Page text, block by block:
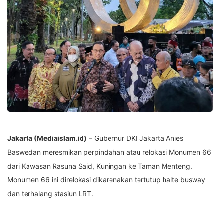
Jakarta (Mediaislam.id) – Gubernur DKI Jakarta Anies
Baswedan meresmikan perpindahan atau relokasi Monumen 66
dari Kawasan Rasuna Said, Kuningan ke Taman Menteng.
Monumen 66 ini direlokasi dikarenakan tertutup halte busway
dan terhalang stasiun LRT.